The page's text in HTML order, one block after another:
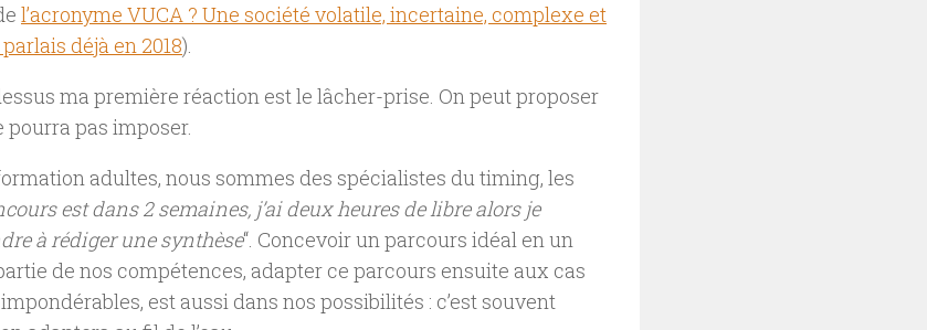
l’acronyme VUCA ? Une société volatile, incertaine, complexe et
déjà en 2018).
ma première réaction est le lâcher-prise. On peut proposer
pourra pas imposer.
adultes, nous sommes des spécialistes du timing, les
est dans 2 semaines, j’ai deux heures de libre alors je
à rédiger une synthèse“. Concevoir un parcours idéal en un
de nos compétences, adapter ce parcours ensuite aux cas
est aussi dans nos possibilités : c’est souvent